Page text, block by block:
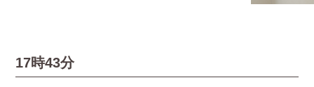
17時43分